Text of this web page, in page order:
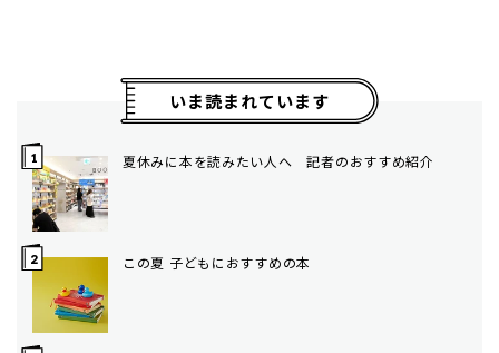
いま読まれています
夏休みに本を読みたい人へ 記者のおすすめ紹介
この夏 子どもにおすすめの本